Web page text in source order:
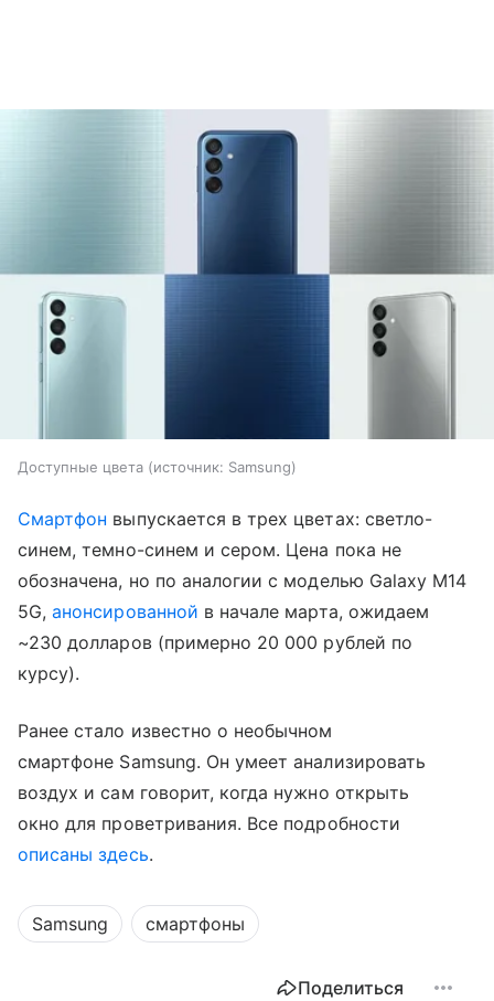
Доступные цвета источник: Samsung
Смартфон выпускается в трех цветах: светло-
синем, темно-синем и сером. Цена пока не
обозначена, но по аналогии с моделью Galaxy M14
5G,анонсированной в начале марта, ожидаем
~230 долларов (примерно 20 000 рублей по
курсу).
Ранее стало известно о необычном
смартфоне Samsung. Он умеет анализировать
воздух и сам говорит, когда нужно открыть
окно для проветривания. Все подробности
описаны здесь.
Samsung смартфоны
Поделиться